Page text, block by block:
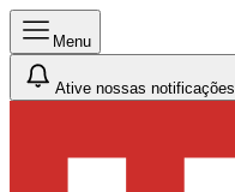
Menu
Ative nossas notificações